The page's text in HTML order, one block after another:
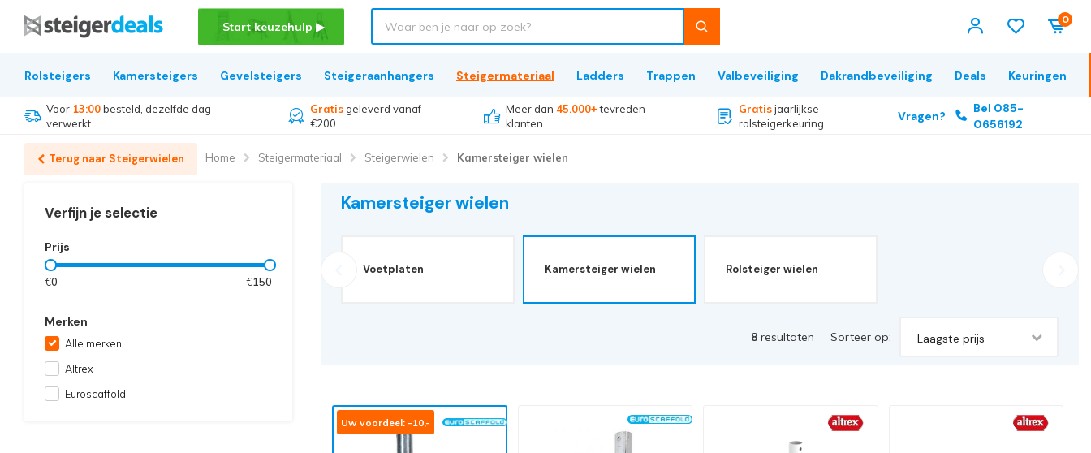
Start keuzehulp ▶ 0
Rolsteigers Kamersteigers Gevelsteigers Steigeraanhangers Steigermateriaal Ladders Trappen Valbeveiliging Dakrandbeveiliging Deals Keuringen
Voor 13:00besteld, dezelfde dag
verwerkt
Gratis geleverd vanaf
€200
Meer dan 45.000+tevreden
klanten
Gratisjaarlijkse
rolsteigerkeuring
Vragen?
Bel 085-
0656192
Terug naar Steigerwielen Home Steigermateriaal Steigerwielen Kamersteiger wielen
Verfijn je selectie
Prijs
€0 €150
Merken
Alle merken
Altrex
Euroscaffold
Kamersteiger wielen
Voetplaten Kamersteiger wielen Rolsteiger wielen
8 resultaten Sorteer op: Laagste prijs
Uw voordeel: -10,-